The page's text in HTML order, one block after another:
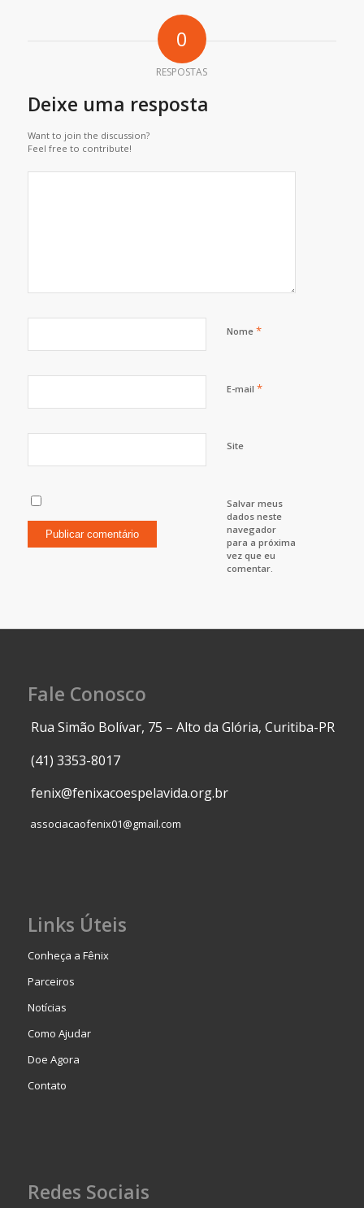
0
RESPOSTAS
Deixe uma resposta
Want to join the discussion?
Feel free to contribute!
Nome *
E-mail *
Site
Salvar meus
dados neste
navegador
para a próxima
vez que eu
comentar.
Fale Conosco
Rua Simão Bolívar, 75 – Alto da Glória, Curitiba-PR
(41) 3353-8017
fenix@fenixacoespelavida.org.br
associacaofenix01@gmail.com
Links Úteis
Conheça a Fênix
Parceiros
Notícias
Como Ajudar
Doe Agora
Contato
Redes Sociais